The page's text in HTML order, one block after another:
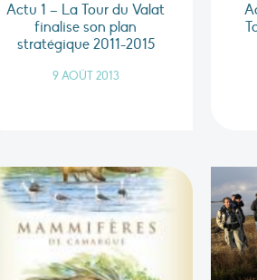
Actu 1 – La Tour du Valat
finalise son plan
stratégique 2011-2015
9 AOÛT 2013